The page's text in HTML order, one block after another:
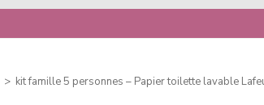
> kit famille 5 personnes – Papier toilette lavable